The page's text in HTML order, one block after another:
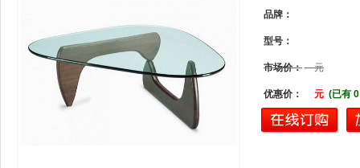
品牌：
型号：
市场价： 元
优惠价： 元 (已有